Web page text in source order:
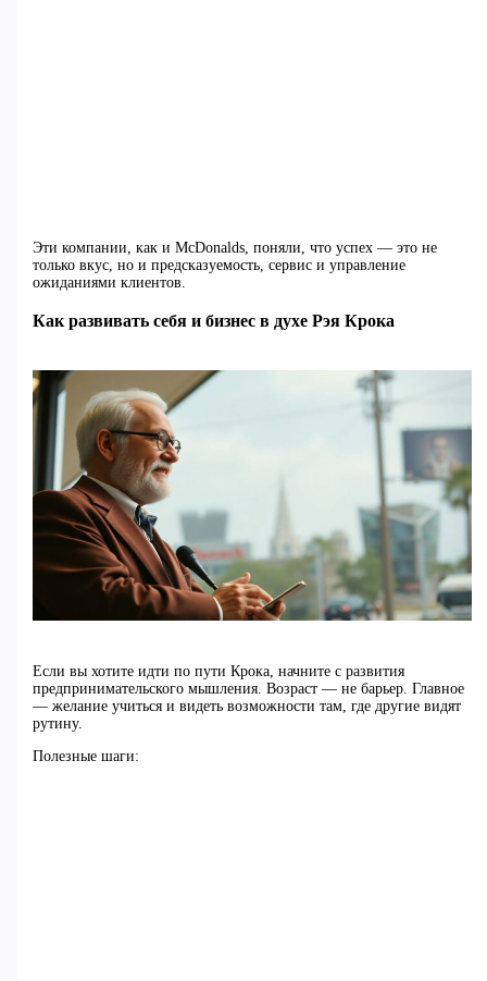
Эти компании, как и McDonalds, поняли, что успех — это не
только вкус, но и предсказуемость, сервис и управление
ожиданиями клиентов.
Как развивать себя и бизнес в духе Рэя Крока
Если вы хотите идти по пути Крока, начните с развития
предпринимательского мышления. Возраст — не барьер. Главное
— желание учиться и видеть возможности там, где другие видят
рутину.
Полезные шаги: